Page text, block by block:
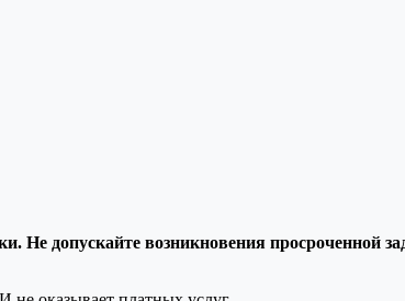
допускайте возникновения просроченной